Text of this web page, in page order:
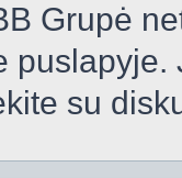
Grupė
su